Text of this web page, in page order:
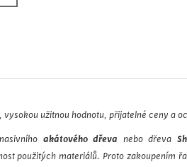
užitnou hodnotu, přijatelné ceny a
akátového dřeva nebo dřeva
použitých materiálů. Proto zakoupením